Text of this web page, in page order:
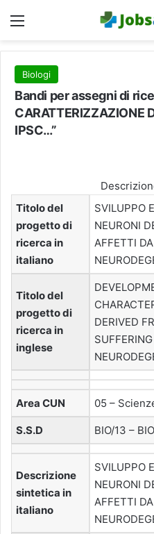
Menu
Biologi
Bandi per assegni di
CARATTERIZZAZIONE
IPSC…”
Titolo del
progetto di
ricerca in
italiano
SVILUPPO
NEURONI
AFFETTI
Titolo del
progetto di
ricerca in
inglese
DERIVED
Area CUN 05 –
S.S.D BIO/13 –
Descrizione
sintetica in
italiano
SVILUPPO
NEURONI
AFFETTI